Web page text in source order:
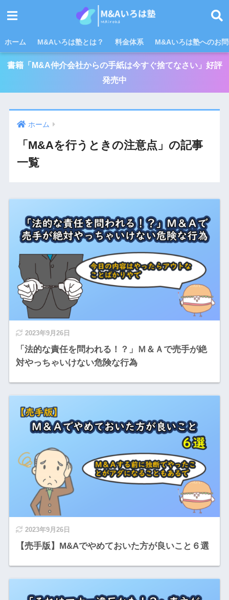
ホーム M&Aいろは塾とは？ 料金体系 M&Aいろは塾へのお
書籍「M&A仲介会社からの手紙は今すぐ捨てなさい」好評
発売中
ホーム
「M&Aを行うときの注意点」の記事
一覧
2023年9月26日
「法的な責任を問われる！？」Ｍ＆Ａで売手が絶
対やっちゃいけない危険な行為
2023年9月26日
【売手版】M&Aでやめておいた方が良いこと６選